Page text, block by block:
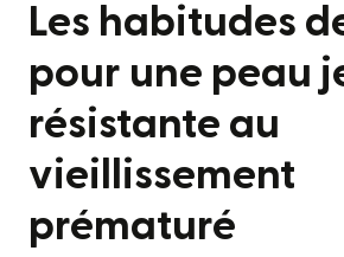
Les habitudes
pour une peau
résistante au
vieillissement
prématuré